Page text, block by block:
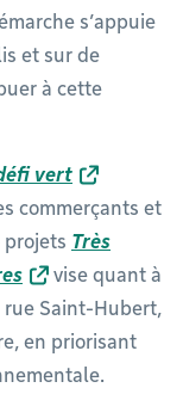
s’appuie
et sur de
à cette
vert
commerçants et
projets Très
vise quant à
rue Saint-Hubert,
en priorisant